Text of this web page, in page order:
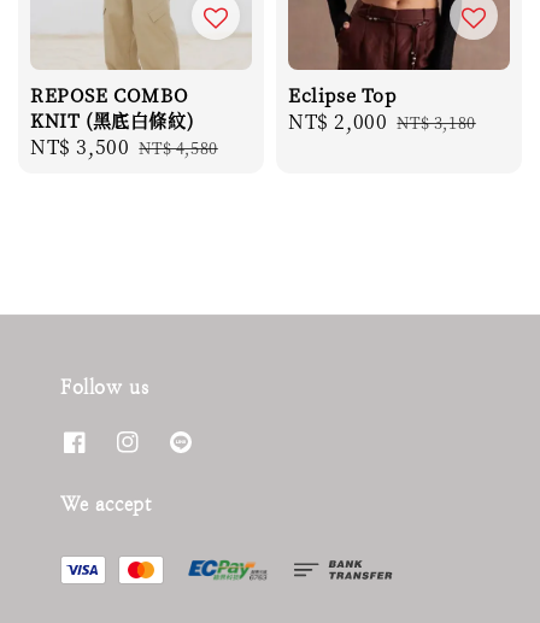
REPOSE COMBO
KNIT (黑底白條紋)
Sale
NT$ 3,500 Regular
NT$ 4,580
Eclipse Top
Sale
NT$ 2,000 Regular
NT$ 3,180
Follow us
We accept